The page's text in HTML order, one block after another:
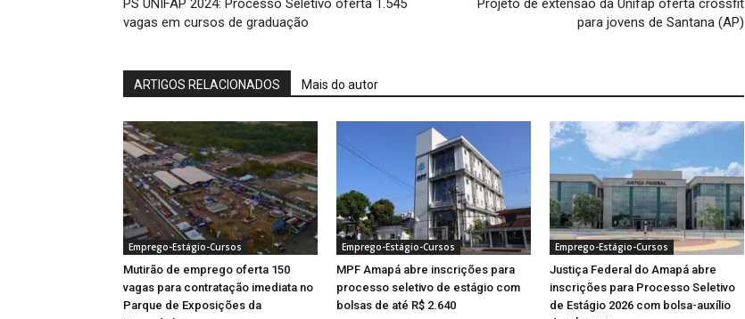
PS UNIFAP 2024: Processo Seletivo oferta 1.545
vagas em cursos de graduação
Projeto de extensão da Unifap oferta crossfit
para jovens de Santana (AP)
ARTIGOS RELACIONADOS Mais do autor
Emprego-Estágio-Cursos
Mutirão de emprego oferta 150
vagas para contratação imediata no
Parque de Exposições da
Emprego-Estágio-Cursos
MPF Amapá abre inscrições para
processo seletivo de estágio com
bolsas de até R$ 2.640
Emprego-Estágio-Cursos
Justiça Federal do Amapá abre
inscrições para Processo Seletivo
de Estágio 2026 com bolsa-auxílio